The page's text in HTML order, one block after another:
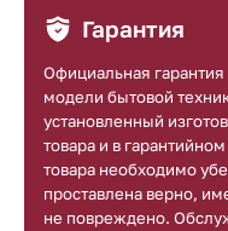
Гарантия
Официальная
модели бытовой
установленный
товара и в
товара необходимо
проставлена верно,
не повреждено.